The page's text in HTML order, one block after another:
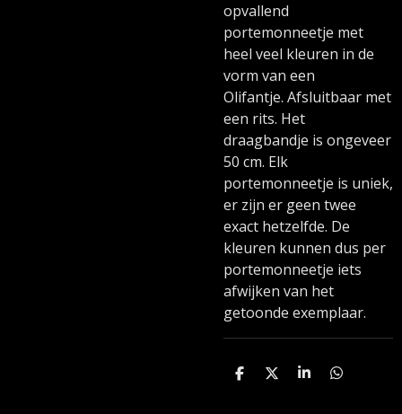
opvallend
portemonneetje met
heel veel kleuren in de
vorm van een
Olifantje. Afsluitbaar met
een rits. Het
draagbandje is ongeveer
50 cm. Elk
portemonneetje is uniek,
er zijn er geen twee
exact hetzelfde. De
kleuren kunnen dus per
portemonneetje iets
afwijken van het
getoonde exemplaar.
D
D
S
D